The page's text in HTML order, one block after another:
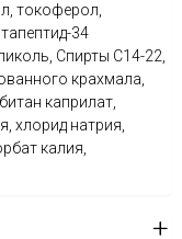
токоферол,
34
Спирты C14-22,
крахмала,
каприлат,
хлорид натрия,
калия,